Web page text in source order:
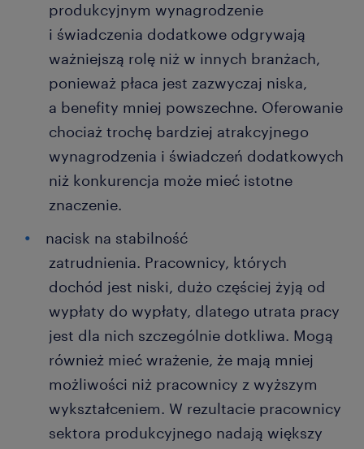
produkcyjnym wynagrodzenie
i świadczenia dodatkowe odgrywają
ważniejszą rolę niż w innych branżach,
ponieważ płaca jest zazwyczaj niska,
a benefity mniej powszechne. Oferowanie
chociaż trochę bardziej atrakcyjnego
wynagrodzenia i świadczeń dodatkowych
niż konkurencja może mieć istotne
znaczenie.
nacisk na stabilność
zatrudnienia. Pracownicy, których
dochód jest niski, dużo częściej żyją od
wypłaty do wypłaty, dlatego utrata pracy
jest dla nich szczególnie dotkliwa. Mogą
również mieć wrażenie, że mają mniej
możliwości niż pracownicy z wyższym
wykształceniem. W rezultacie pracownicy
sektora produkcyjnego nadają większy